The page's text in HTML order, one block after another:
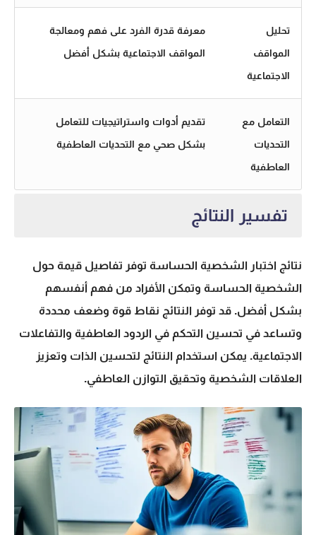
تحليل
المواقف
الاجتماعية
معرفة قدرة الفرد على فهم ومعالجة
المواقف الاجتماعية بشكل أفضل
التعامل مع
التحديات
العاطفية
تقديم أدوات واستراتيجيات للتعامل
بشكل صحي مع التحديات العاطفية
تفسير النتائج
نتائج اختبار الشخصية الحساسة توفر تفاصيل قيمة حول
الشخصية الحساسة وتمكن الأفراد من فهم أنفسهم
بشكل أفضل. قد توفر النتائج نقاط قوة وضعف محددة
وتساعد في تحسين التحكم في الردود العاطفية والتفاعلات
الاجتماعية. يمكن استخدام النتائج لتحسين الذات وتعزيز
العلاقات الشخصية وتحقيق التوازن العاطفي.